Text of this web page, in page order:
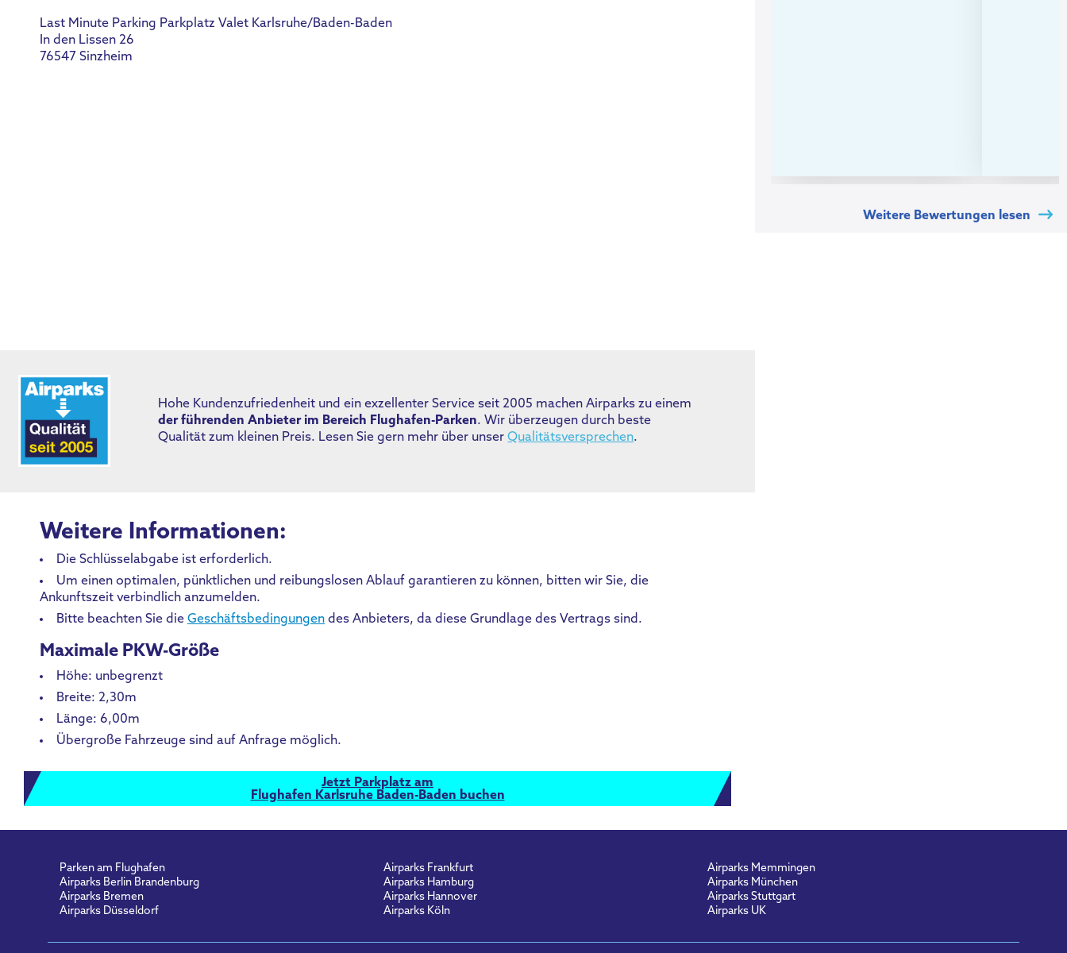
Last Minute Parking Parkplatz Valet Karlsruhe/Baden-Baden
In den Lissen 26
76547 Sinzheim
Hohe Kundenzufriedenheit und ein exzellenter Service seit 2005 machen Airparks zu einem
der führenden Anbieter im Bereich Flughafen-Parken. Wir überzeugen durch beste
Qualität zum kleinen Preis. Lesen Sie gern mehr über unserQualitätsversprechen.
Weitere Informationen:
Die Schlüsselabgabe ist erforderlich.
Um einen optimalen, pünktlichen und reibungslosen Ablauf garantieren zu können, bitten wir Sie, die
Ankunftszeit verbindlich anzumelden.
Bitte beachten Sie die Geschäftsbedingungen des Anbieters, da diese Grundlage des Vertrags sind.
Maximale PKW-Größe
Höhe: unbegrenzt
Breite: 2,30m
Länge: 6,00m
Übergroße Fahrzeuge sind auf Anfrage möglich.
Jetzt Parkplatz am
Flughafen Karlsruhe Baden-Baden buchen
Weitere Bewertungen lesen
Parken am Flughafen
Airparks Berlin Brandenburg
Airparks Bremen
Airparks Düsseldorf
Airparks Frankfurt
Airparks Hamburg
Airparks Hannover
Airparks Köln
Airparks Memmingen
Airparks München
Airparks Stuttgart
Airparks UK